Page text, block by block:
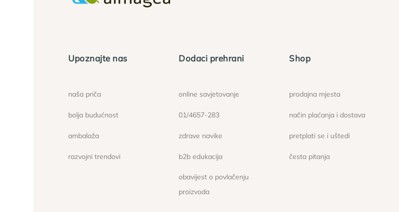
Upoznajte nas
naša priča
bolja budućnost
ambalaža
razvojni trendovi
Dodaci prehrani
online savjetovanje
01/4657-283
zdrave navike
b2b edukacija
obavijest o povlačenju
proizvoda
Shop
prodajna mjesta
način plaćanja i dostava
pretplati se i uštedi
česta pitanja